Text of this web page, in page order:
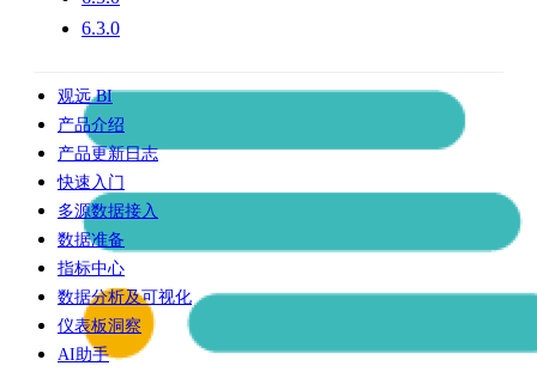
6.3.0
观远 BI
产品介绍
产品更新日志
快速入门
多源数据接入
数据准备
指标中心
数据分析及可视化
仪表板洞察
AI助手